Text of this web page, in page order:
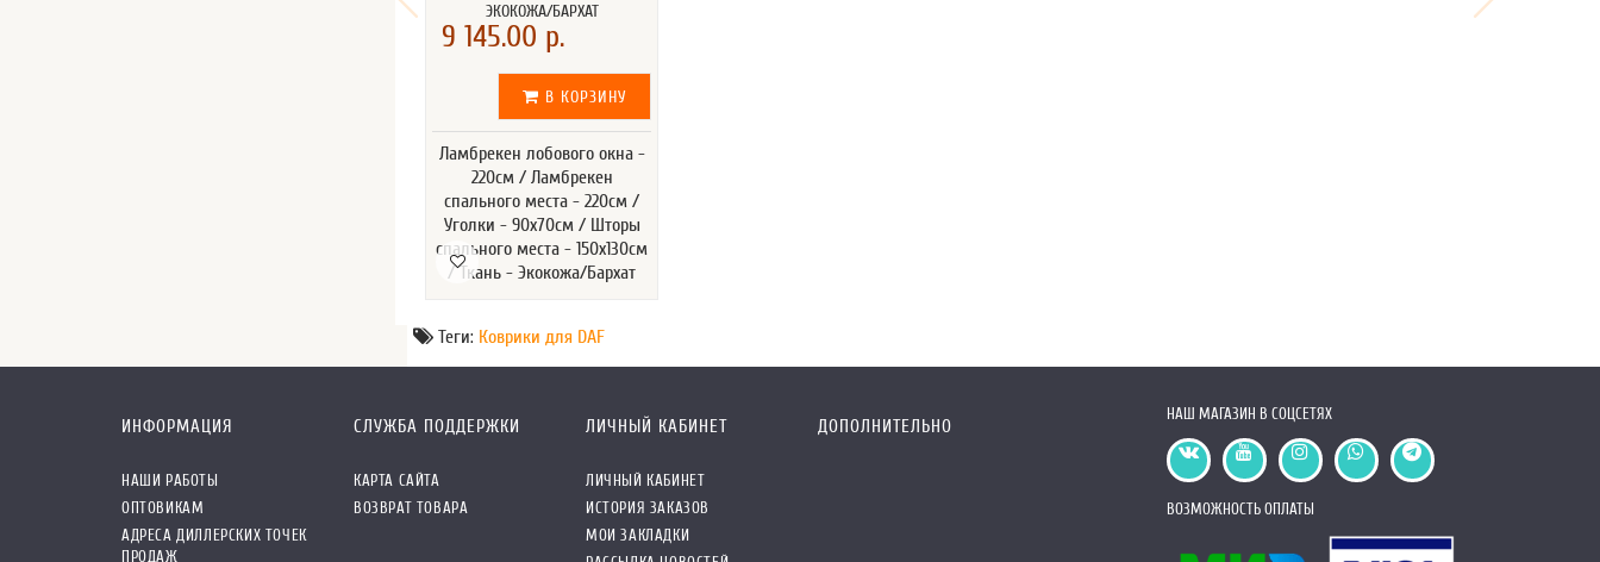
ЭКОКОЖА/БАРХАТ
9 145.00 р.
В КОРЗИНУ
Ламбрекен лобового окна -
220см / Ламбрекен
спального места - 220см /
Уголки - 90x70см / Шторы
спального места - 150х130см
/ Ткань - Экокожа/Бархат
Теги: Коврики для DAF
ИНФОРМАЦИЯ
НАШИ РАБОТЫ
ОПТОВИКАМ
АДРЕСА ДИЛЛЕРСКИХ ТОЧЕК
ПРОДАЖ
СЛУЖБА ПОДДЕРЖКИ
КАРТА САЙТА
ВОЗВРАТ ТОВАРА
ЛИЧНЫЙ КАБИНЕТ
ЛИЧНЫЙ КАБИНЕТ
ИСТОРИЯ ЗАКАЗОВ
МОИ ЗАКЛАДКИ
ДОПОЛНИТЕЛЬНО
НАШ МАГАЗИН В СОЦСЕТЯХ
ВОЗМОЖНОСТЬ ОПЛАТЫ